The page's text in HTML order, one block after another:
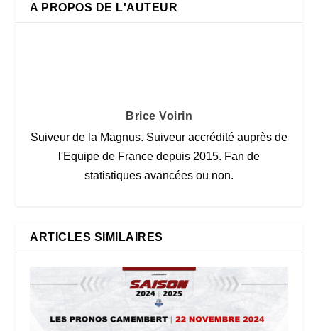
A PROPOS DE L'AUTEUR
Brice Voirin
Suiveur de la Magnus. Suiveur accrédité auprès de
l'Equipe de France depuis 2015. Fan de
statistiques avancées ou non.
ARTICLES SIMILAIRES